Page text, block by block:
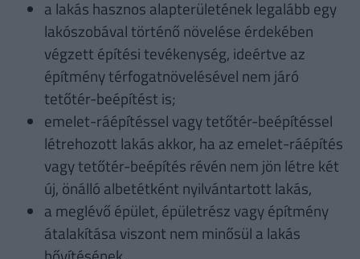
a lakás hasznos alapterületének legalább egy
lakószobával történő növelése érdekében
végzett építési tevékenység, ideértve az
építmény térfogatnövelésével nem járó
tetőtér-beépítést is;
emelet-ráépítéssel vagy tetőtér-beépítéssel
létrehozott lakás akkor, ha az emelet-ráépítés
vagy tetőtér-beépítés révén nem jön létre két
új, önálló albetétként nyilvántartott lakás,
a meglévő épület, épületrész vagy építmény
átalakítása viszont nem minősül a lakás